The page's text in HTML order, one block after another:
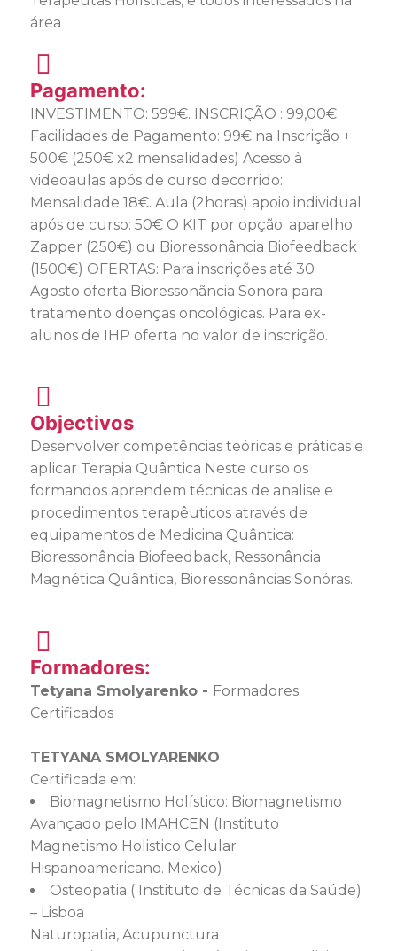
área
Pagamento:
INVESTIMENTO: 599€. INSCRIÇÃO : 99,00€
Facilidades de Pagamento: 99€ na Inscrição +
500€ (250€ x2 mensalidades) Acesso à
videoaulas após de curso decorrido:
Mensalidade 18€. Aula (2horas) apoio individual
após de curso: 50€ O KIT por opção: aparelho
Zapper (250€) ou Bioressonância Biofeedback
(1500€) OFERTAS: Para inscrições até 30
Agosto oferta Bioressonãncia Sonora para
tratamento doenças oncológicas. Para ex-
alunos de IHP oferta no valor de inscrição.
Objectivos
Desenvolver competências teóricas e práticas e
aplicar Terapia Quântica Neste curso os
formandos aprendem técnicas de analise e
procedimentos terapêuticos através de
equipamentos de Medicina Quântica:
Bioressonância Biofeedback, Ressonância
Magnética Quântica, Bioressonâncias Sonóras.
Formadores:
Tetyana Smolyarenko - Formadores
Certificados
TETYANA SMOLYARENKO
Certificada em:
Biomagnetismo Holístico: Biomagnetismo
Avançado pelo IMAHCEN (Instituto
Magnetismo Holistico Celular
Hispanoamericano. Mexico)
Osteopatia ( Instituto de Técnicas da Saúde)
– Lisboa
Naturopatia, Acupunctura